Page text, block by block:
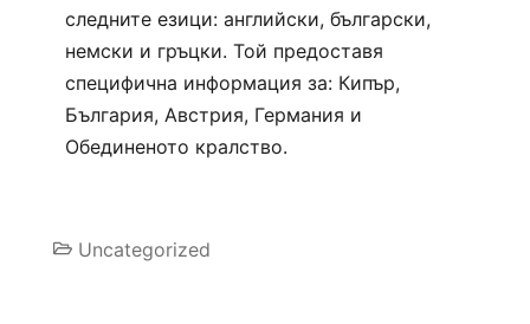
следните езици: английски, български,
немски и гръцки. Той предоставя
специфична информация за: Кипър,
България, Австрия, Германия и
Обединеното кралство.
Uncategorized